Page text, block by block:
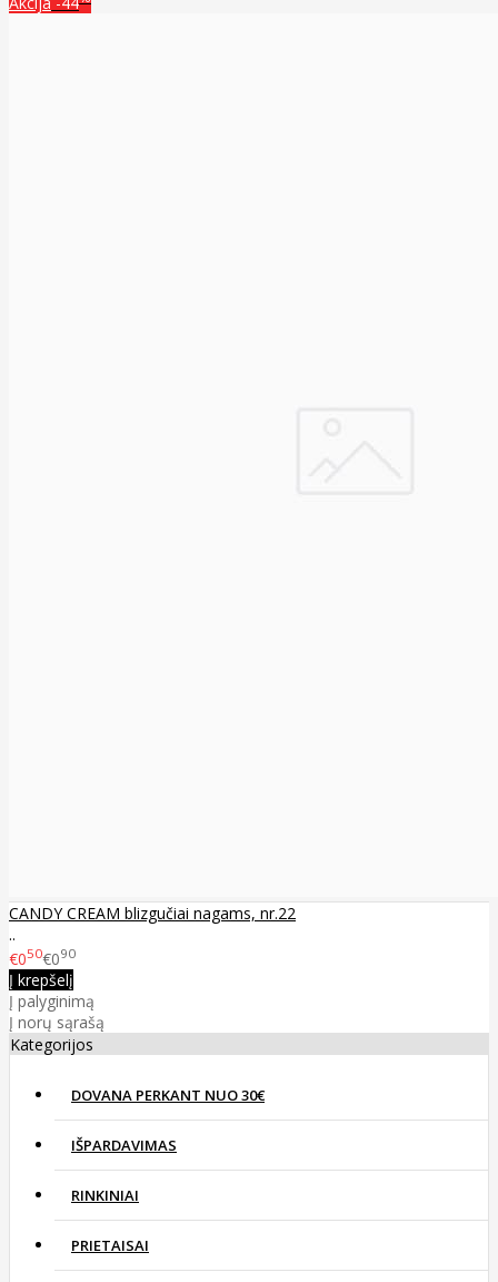
CANDY CREAM blizgučiai nagams, nr.22
..
€050€090
Į krepšelį
Į palyginimą
Į norų sąrašą
Kategorijos
DOVANA PERKANT NUO 30€
IŠPARDAVIMAS
RINKINIAI
PRIETAISAI